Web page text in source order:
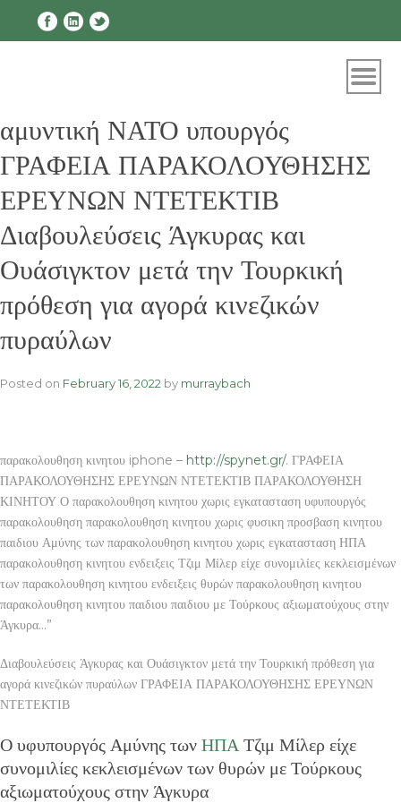
αμυντική ΝΑΤΟ υπουργός
ΓΡΑΦΕΙΑ ΠΑΡΑΚΟΛΟΥΘΗΣΗΣ
ΕΡΕΥΝΩΝ ΝΤΕΤΕΚΤΙΒ
Διαβουλεύσεις Άγκυρας και
Ουάσιγκτον μετά την Τουρκική
πρόθεση για αγορά κινεζικών
πυραύλων
Posted on February 16, 2022 by murraybach
παρακολουθηση κινητου iphone – http://spynet.gr/. ΓΡΑΦΕΙΑ
ΠΑΡΑΚΟΛΟΥΘΗΣΗΣ ΕΡΕΥΝΩΝ ΝΤΕΤΕΚΤΙΒ ΠΑΡΑΚΟΛΟΥΘΗΣΗ
ΚΙΝΗΤΟΥ Ο παρακολουθηση κινητου χωρις εγκατασταση υφυπουργός
παρακολουθηση παρακολουθηση κινητου χωρις φυσικη προσβαση κινητου
παιδιου Αμύνης των παρακολουθηση κινητου χωρις εγκατασταση ΗΠΑ
παρακολουθηση κινητου ενδειξεις Τζιμ Μίλερ είχε συνομιλίες κεκλεισμένων
των παρακολουθηση κινητου ενδειξεις θυρών παρακολουθηση κινητου
παρακολουθηση κινητου παιδιου παιδιου με Τούρκους αξιωματούχους στην
Άγκυρα…”
Διαβουλεύσεις Άγκυρας και Ουάσιγκτον μετά την Τουρκική πρόθεση για
αγορά κινεζικών πυραύλων ΓΡΑΦΕΙΑ ΠΑΡΑΚΟΛΟΥΘΗΣΗΣ ΕΡΕΥΝΩΝ
ΝΤΕΤΕΚΤΙΒ
Ο υφυπουργός Αμύνης των ΗΠΑ Τζιμ Μίλερ είχε
συνομιλίες κεκλεισμένων των θυρών με Τούρκους
αξιωματούχους στην Άγκυρα